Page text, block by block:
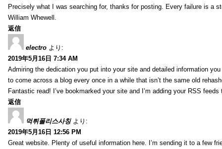
Precisely what I was searching for, thanks for posting. Every failure is a
William Whewell.
返信
electro より:
2019年5月16日 7:34 AM
Admiring the dedication you put into your site and detailed information you
to come across a blog every once in a while that isn’t the same old
Fantastic read! I’ve bookmarked your site and I’m adding your RSS
返信
먹튀폴리스사칭 より:
2019年5月16日 12:56 PM
Great website. Plenty of useful information here. I’m sending it to a few